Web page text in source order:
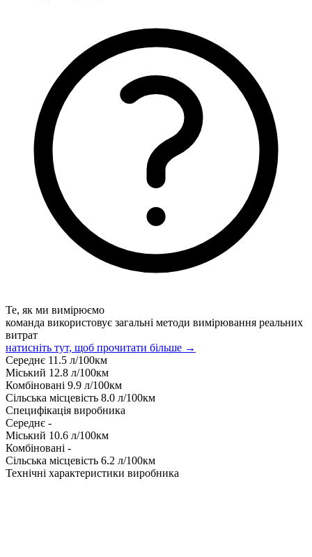
Те, як ми вимірюємо
команда використовує загальні методи вимірювання реальних
витрат
натисніть тут, щоб прочитати більше →
Середнє 11.5 л/100км
Міський 12.8 л/100км
Комбіновані 9.9 л/100км
Сільська місцевість 8.0 л/100км
Специфікація виробника
Середнє -
Міський 10.6 л/100км
Комбіновані -
Сільська місцевість 6.2 л/100км
Технічні характеристики виробника